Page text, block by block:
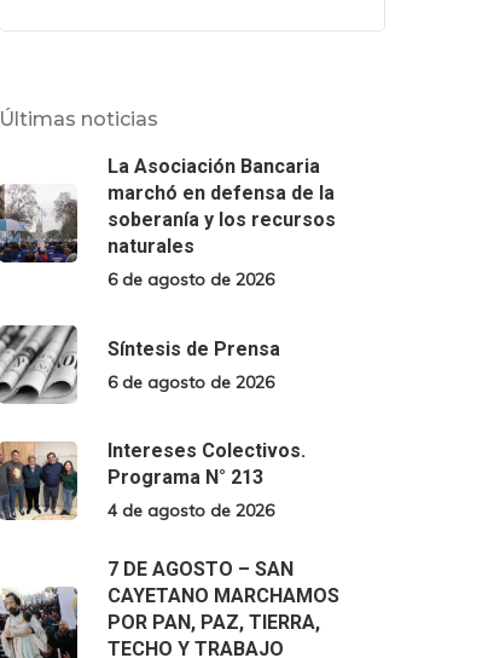
Últimas noticias
La Asociación Bancaria
marchó en defensa de la
soberanía y los recursos
naturales
6 de agosto de 2026
Síntesis de Prensa
6 de agosto de 2026
Intereses Colectivos.
Programa N° 213
4 de agosto de 2026
7 DE AGOSTO – SAN
CAYETANO MARCHAMOS
POR PAN, PAZ, TIERRA,
TECHO Y TRABAJO